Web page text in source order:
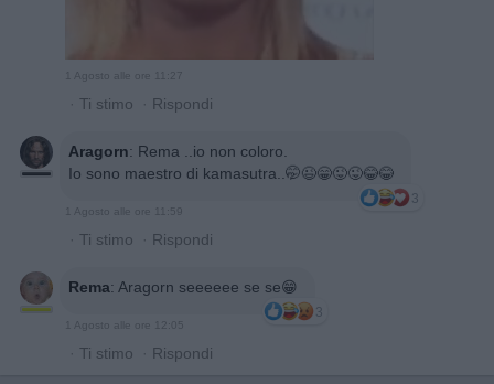
1 Agosto alle ore 11:27
· Ti stimo · Rispondi
Aragorn: Rema ..io non coloro.
Io sono maestro di kamasutra..🤭😉😁😜😜😂😂
3
1 Agosto alle ore 11:59
· Ti stimo · Rispondi
Rema: Aragorn seeeeee se se😁
3
1 Agosto alle ore 12:05
· Ti stimo · Rispondi